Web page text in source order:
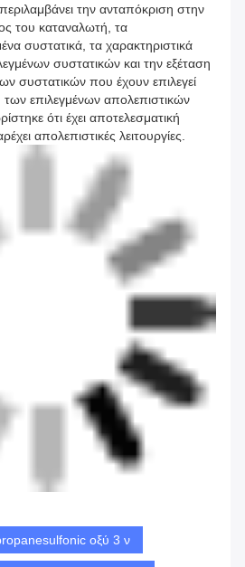
την ανταπόκριση στην
του καταναλωτή, τα
συστατικά, τα χαρακτηριστικά
συστατικών και την εξέταση
συστατικών που έχουν επιλεγεί
επιλεγμένων απολεπιστικών
ότι έχει αποτελεσματική
απολεπιστικές λειτουργίες.
οξύ 3 ν